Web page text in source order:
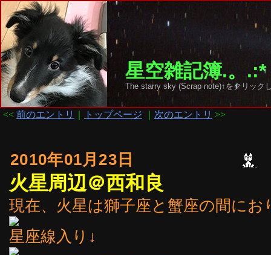
星空雑記簿.。
The starry sky (Scrap note)↑をクリック
<< 前のエントリ トップページ 次のエントリ >>
2010年01月23日
火星周辺＠西和良
現在、火星は獅子座と蟹座の間に
星座線入り↓